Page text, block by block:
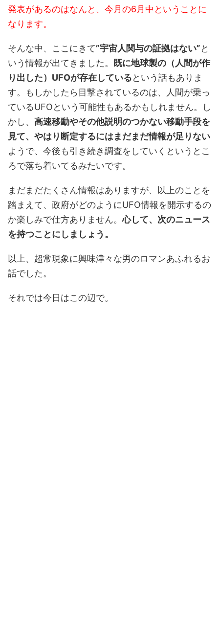
発表があるのはなんと、今月の6月中ということに
なります。
そんな中、ここにきて”宇宙人関与の証拠はない”と
いう情報が出てきました。 既に地球製の（人間が作
り出した）UFOが存在しているという話もありま
す。もしかしたら目撃されているのは、人間が乗っ
ているUFOという可能性もあるかもしれません。し
かし、 高速移動やその他説明のつかない移動手段を
見て、やはり断定するにはまだまだ情報が足りない
ようで、今後も引き続き調査をしていくというとこ
ろで落ち着いてるみたいです。
まだまだたくさん情報はありますが、以上のことを
踏まえて、政府がどのようにUFO情報を開示するの
か楽しみで仕方ありません。心して、次のニュース
を持つことにしましょう。
以上、超常現象に興味津々な男のロマンあふれるお
話でした。
それでは今日はこの辺で。